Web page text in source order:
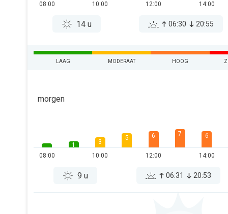
08:00
10:00
12:00 14:00
14 u 06:30 20:55
LAAG MODERAAT HOOG
morgen
08:00
1
3
10:00
5 6
12:00
7 6
14:00
9 u 06:31 20:53